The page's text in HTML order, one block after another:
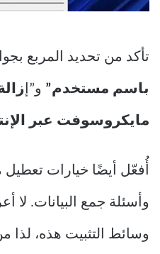
تأكد من تحديد المربع
باسم مستخدم” و”إ
مايكروسوفت عبر
أُفعّل أيضًا خيارات
وأسئلة جمع البيانات. لا
وسائط التثبيت هذه، لذا